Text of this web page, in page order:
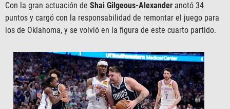
Con la gran actuación de Shai Gilgeous-Alexander anotó 34
puntos y cargó con la responsabilidad de remontar el juego para
los de Oklahoma, y se volvió en la figura de este cuarto partido.